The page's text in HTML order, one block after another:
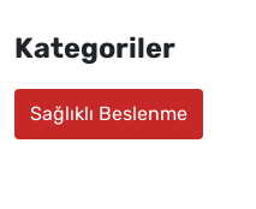
Kategoriler
Sağlıklı Beslenme